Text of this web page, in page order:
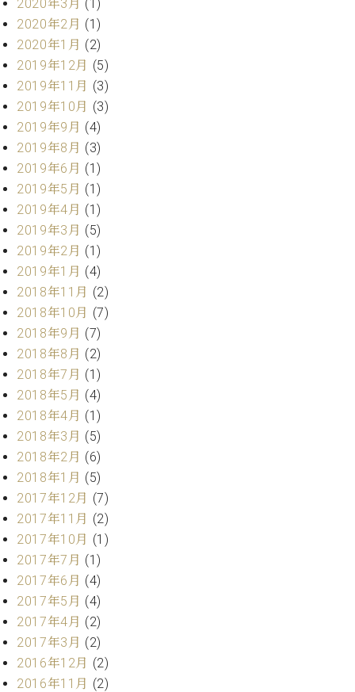
マ
ン
ト
ラ
デ
ィ
ョ
ン
W.
ホ
フ
マ
ン
ヴ
ィ
ジ
ョ
ン
C.BECHSTEIN
Digital(ベ
ヒ
シ
ュ
タ
イ
ン
デ
ジ
タ
ル)
セ
ン
タ
ー
ス
タ
ッ
フ
挨
拶
技
術
者
介
展示
情報
【ユ
ーロ
ピア
選中
古】
イ
ベ
ン
情
報
八
王
子
工
ブ
ロ
グ
2020年3月 (1)
2020年2月 (1)
2020年1月 (2)
2019年12月 (5)
2019年11月 (3)
2019年10月 (3)
2019年9月 (4)
2019年8月 (3)
2019年6月 (1)
2019年5月 (1)
2019年4月 (1)
2019年3月 (5)
2019年2月 (1)
2019年1月 (4)
2018年11月 (2)
2018年10月 (7)
2018年9月 (7)
2018年8月 (2)
2018年7月 (1)
2018年5月 (4)
2018年4月 (1)
2018年3月 (5)
2018年2月 (6)
2018年1月 (5)
2017年12月 (7)
2017年11月 (2)
2017年10月 (1)
2017年7月 (1)
2017年6月 (4)
2017年5月 (4)
2017年4月 (2)
2017年3月 (2)
2016年12月 (2)
2016年11月 (2)